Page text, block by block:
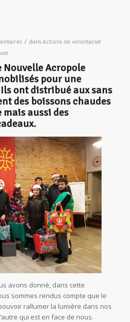
/ dans Actions de volontariat
Nouvelle Acropole
pour une
ont distribué aux sans
des boissons chaudes
aussi des
avons donné, dans cette
sommes rendus compte que le
rallumer la lumière dans nos
qui est en face de nous.